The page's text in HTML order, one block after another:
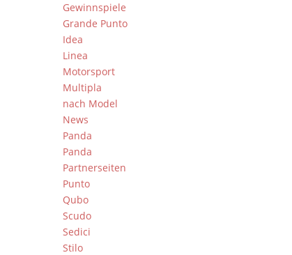
Gewinnspiele
Grande Punto
Idea
Linea
Motorsport
Multipla
nach Model
News
Panda
Panda
Partnerseiten
Punto
Qubo
Scudo
Sedici
Stilo